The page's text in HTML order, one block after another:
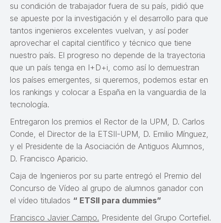
su condición de trabajador fuera de su país, pidió que
se apueste por la investigación y el desarrollo para que
tantos ingenieros excelentes vuelvan, y así poder
aprovechar el capital científico y técnico que tiene
nuestro país. El progreso no depende de la trayectoria
que un país tenga en I+D+i, como así lo demuestran
los países emergentes, si queremos, podemos estar en
los rankings y colocar a España en la vanguardia de la
tecnología.
Entregaron los premios el Rector de la UPM, D. Carlos
Conde, el Director de la ETSII-UPM, D. Emilio Mínguez,
y el Presidente de la Asociación de Antiguos Alumnos,
D. Francisco Aparicio.
Caja de Ingenieros por su parte entregó el Premio del
Concurso de Vídeo al grupo de alumnos ganador con
el vídeo titulados “ ETSII para dummies”
Francisco Javier Campo. Presidente del Grupo Cortefiel.